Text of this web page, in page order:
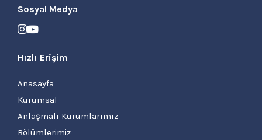
Sosyal Medya
Hızlı Erişim
Anasayfa
Kurumsal
Anlaşmalı Kurumlarımız
Bölümlerimiz